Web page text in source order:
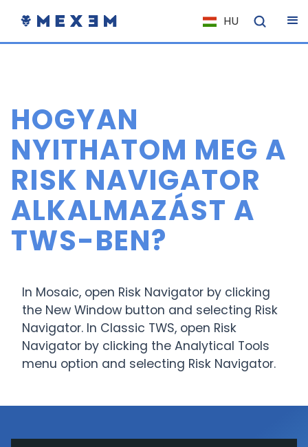
HU
NL
EL
PL
HU
SK
HOGYAN
NYITHATOM MEG A
RISK NAVIGATOR
ALKALMAZÁST A
TWS-BEN?
In Mosaic, open Risk Navigator by clicking
the New Window button and selecting Risk
Navigator. In Classic TWS, open Risk
Navigator by clicking the Analytical Tools
menu option and selecting Risk Navigator.